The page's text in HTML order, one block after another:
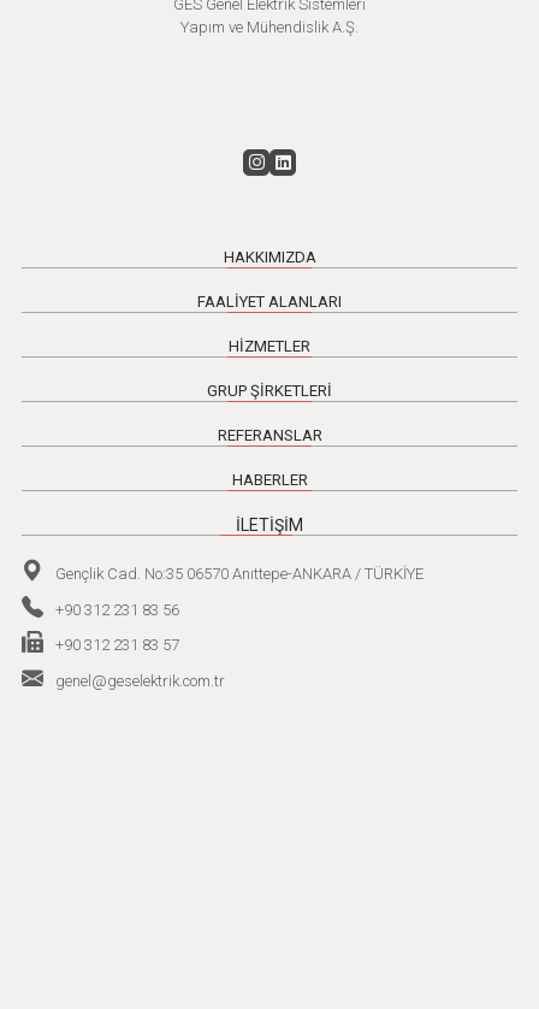
GES Genel Elektrik Sistemleri
Yapım ve Mühendislik A.Ş.
HAKKIMIZDA
FAALİYET ALANLARI
HİZMETLER
GRUP ŞİRKETLERİ
REFERANSLAR
HABERLER
İLETİŞİM
Gençlik Cad. No:35 06570 Anıttepe-ANKARA / TÜRKİYE
+90 312 231 83 56
+90 312 231 83 57
genel@geselektrik.com.tr